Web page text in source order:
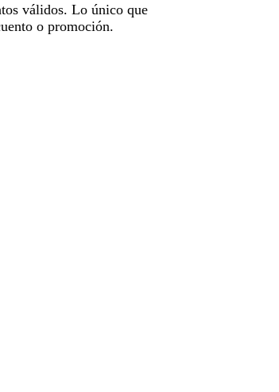
válidos. Lo único que
o promoción.